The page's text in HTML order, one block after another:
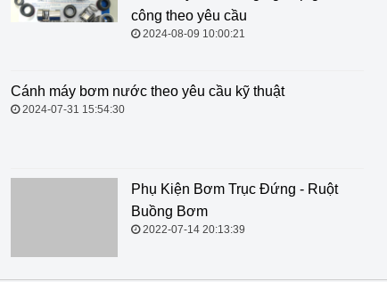
công theo yêu cầu
2024-08-09 10:00:21
Cánh máy bơm nước theo yêu cầu
Phụ Kiện Bơm Trục Đứng - Ruột Buồng Bơm